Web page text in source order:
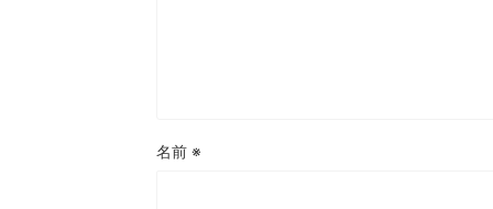
名前 ※